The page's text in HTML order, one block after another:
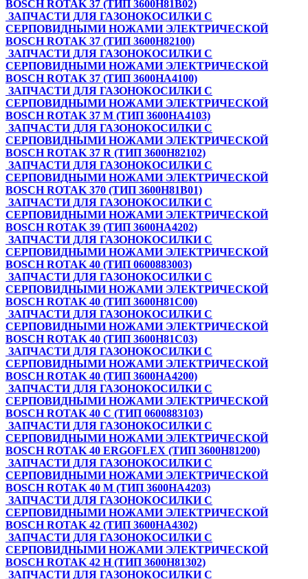
BOSCH ROTAK 37 (ТИП 3600H81B02)
ЗАПЧАСТИ ДЛЯ ГАЗОНОКОСИЛКИ С
СЕРПОВИДНЫМИ НОЖАМИ ЭЛЕКТРИЧЕСКОЙ
BOSCH ROTAK 37 (ТИП 3600H82100)
ЗАПЧАСТИ ДЛЯ ГАЗОНОКОСИЛКИ С
СЕРПОВИДНЫМИ НОЖАМИ ЭЛЕКТРИЧЕСКОЙ
BOSCH ROTAK 37 (ТИП 3600HA4100)
ЗАПЧАСТИ ДЛЯ ГАЗОНОКОСИЛКИ С
СЕРПОВИДНЫМИ НОЖАМИ ЭЛЕКТРИЧЕСКОЙ
BOSCH ROTAK 37 M (ТИП 3600HA4103)
ЗАПЧАСТИ ДЛЯ ГАЗОНОКОСИЛКИ С
СЕРПОВИДНЫМИ НОЖАМИ ЭЛЕКТРИЧЕСКОЙ
BOSCH ROTAK 37 R (ТИП 3600H82102)
ЗАПЧАСТИ ДЛЯ ГАЗОНОКОСИЛКИ С
СЕРПОВИДНЫМИ НОЖАМИ ЭЛЕКТРИЧЕСКОЙ
BOSCH ROTAK 370 (ТИП 3600H81B01)
ЗАПЧАСТИ ДЛЯ ГАЗОНОКОСИЛКИ С
СЕРПОВИДНЫМИ НОЖАМИ ЭЛЕКТРИЧЕСКОЙ
BOSCH ROTAK 39 (ТИП 3600HA4202)
ЗАПЧАСТИ ДЛЯ ГАЗОНОКОСИЛКИ С
СЕРПОВИДНЫМИ НОЖАМИ ЭЛЕКТРИЧЕСКОЙ
BOSCH ROTAK 40 (ТИП 0600883003)
ЗАПЧАСТИ ДЛЯ ГАЗОНОКОСИЛКИ С
СЕРПОВИДНЫМИ НОЖАМИ ЭЛЕКТРИЧЕСКОЙ
BOSCH ROTAK 40 (ТИП 3600H81C00)
ЗАПЧАСТИ ДЛЯ ГАЗОНОКОСИЛКИ С
СЕРПОВИДНЫМИ НОЖАМИ ЭЛЕКТРИЧЕСКОЙ
BOSCH ROTAK 40 (ТИП 3600H81C03)
ЗАПЧАСТИ ДЛЯ ГАЗОНОКОСИЛКИ С
СЕРПОВИДНЫМИ НОЖАМИ ЭЛЕКТРИЧЕСКОЙ
BOSCH ROTAK 40 (ТИП 3600HA4200)
ЗАПЧАСТИ ДЛЯ ГАЗОНОКОСИЛКИ С
СЕРПОВИДНЫМИ НОЖАМИ ЭЛЕКТРИЧЕСКОЙ
BOSCH ROTAK 40 C (ТИП 0600883103)
ЗАПЧАСТИ ДЛЯ ГАЗОНОКОСИЛКИ С
СЕРПОВИДНЫМИ НОЖАМИ ЭЛЕКТРИЧЕСКОЙ
BOSCH ROTAK 40 ERGOFLEX (ТИП 3600H81200)
ЗАПЧАСТИ ДЛЯ ГАЗОНОКОСИЛКИ С
СЕРПОВИДНЫМИ НОЖАМИ ЭЛЕКТРИЧЕСКОЙ
BOSCH ROTAK 40 M (ТИП 3600HA4203)
ЗАПЧАСТИ ДЛЯ ГАЗОНОКОСИЛКИ С
СЕРПОВИДНЫМИ НОЖАМИ ЭЛЕКТРИЧЕСКОЙ
BOSCH ROTAK 42 (ТИП 3600HA4302)
ЗАПЧАСТИ ДЛЯ ГАЗОНОКОСИЛКИ С
СЕРПОВИДНЫМИ НОЖАМИ ЭЛЕКТРИЧЕСКОЙ
BOSCH ROTAK 42 H (ТИП 3600H81302)
ЗАПЧАСТИ ДЛЯ ГАЗОНОКОСИЛКИ С